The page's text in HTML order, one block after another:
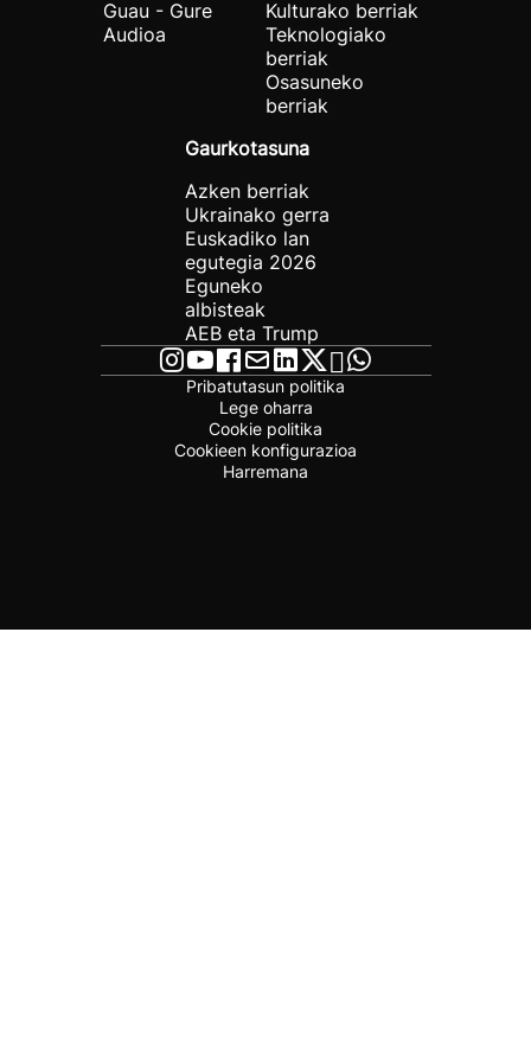
Guau - Gure
Audioa
Kulturako berriak
Teknologiako
berriak
Osasuneko
berriak
Gaurkotasuna
Azken berriak
Ukrainako gerra
Euskadiko lan
egutegia 2026
Eguneko
albisteak
AEB eta Trump
Pribatutasun politika
Lege oharra
Cookie politika
Cookieen konfigurazioa
Harremana